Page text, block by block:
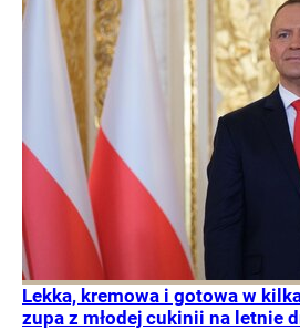
Lekka, kremowa i gotowa w
zupa z młodej cukinii na letnie